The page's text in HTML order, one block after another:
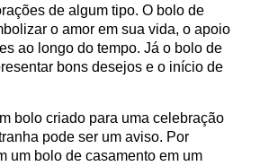
de algum tipo. O bolo de
o amor em sua vida, o apoio
ao longo do tempo. Já o bolo de
bons desejos e o início de
bolo criado para uma celebração
pode ser um aviso. Por
um bolo de casamento em um